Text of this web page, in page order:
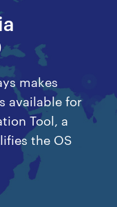
makes
available for
Tool, a
the OS